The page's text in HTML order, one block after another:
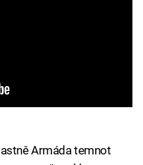
Armáda temnot